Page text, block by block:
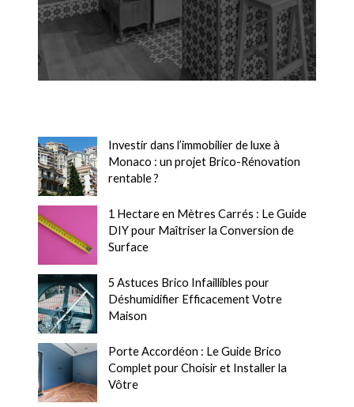
Investir dans l’immobilier de luxe à
Monaco : un projet Brico-Rénovation
rentable ?
1 Hectare en Mètres Carrés : Le Guide
DIY pour Maîtriser la Conversion de
Surface
5 Astuces Brico Infaillibles pour
Déshumidifier Efficacement Votre
Maison
Porte Accordéon : Le Guide Brico
Complet pour Choisir et Installer la
Vôtre